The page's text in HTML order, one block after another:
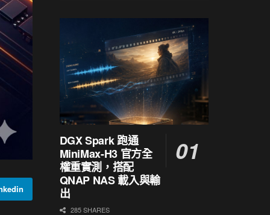
DGX Spark 跑通
MiniMax-H3 官方全
權重實測，搭配
QNAP NAS 載入與輸
出
285 SHARES